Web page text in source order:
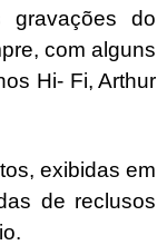
gravações do
com alguns
Hi- Fi, Arthur
exibidas em
de reclusos